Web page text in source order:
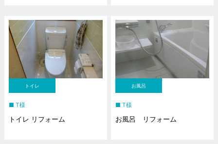
トイレ
T様
トイレ リフォーム
お風呂
T様
お風呂 リフォーム